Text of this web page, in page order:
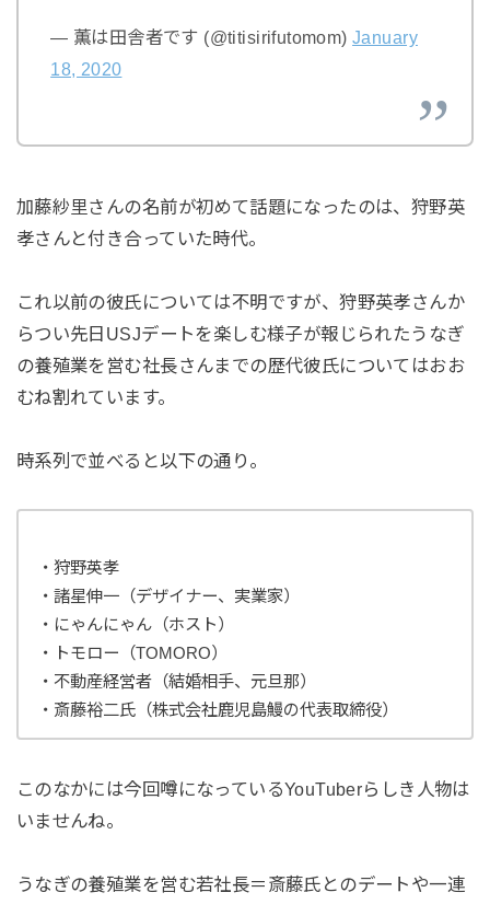
— 薫は田舎者です (@titisirifutomom)January
18, 2020
加藤紗里さんの名前が初めて話題になったのは、狩野英
孝さんと付き合っていた時代。
これ以前の彼氏については不明ですが、狩野英孝さんか
らつい先日USJデートを楽しむ様子が報じられたうなぎ
の養殖業を営む社長さんまでの歴代彼氏についてはおお
むね割れています。
時系列で並べると以下の通り。
・狩野英孝
・諸星伸一（デザイナー、実業家）
・にゃんにゃん（ホスト）
・トモロー（TOMORO）
・不動産経営者（結婚相手、元旦那）
・斎藤裕二氏（株式会社鹿児島鰻の代表取締役）
このなかには今回噂になっているYouTuberらしき人物は
いませんね。
うなぎの養殖業を営む若社長＝斎藤氏とのデートや一連